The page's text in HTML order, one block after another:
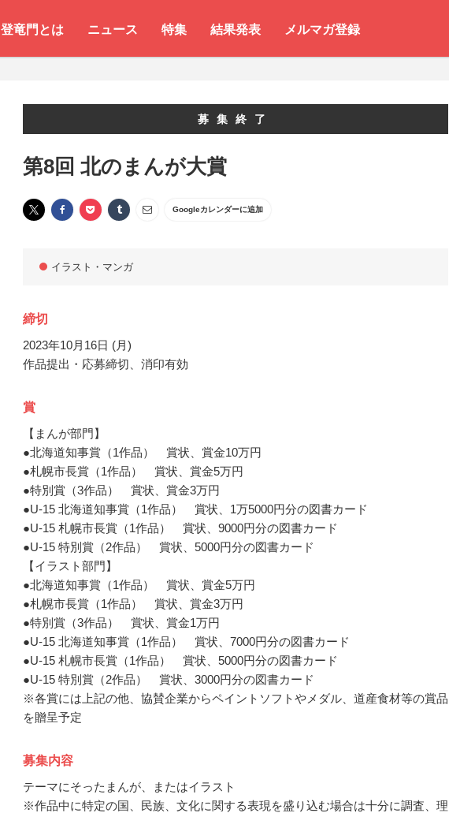
登竜門とは ニュース 特集 結果発表 メルマガ登録
募集終了
第8回 北のまんが大賞
Googleカレンダーに追加
イラスト・マンガ
締切
2023年10月16日 (月)
作品提出・応募締切、消印有効
賞
【まんが部門】
●北海道知事賞（1作品） 賞状、賞金10万円
●札幌市長賞（1作品） 賞状、賞金5万円
●特別賞（3作品） 賞状、賞金3万円
●U-15 北海道知事賞（1作品） 賞状、1万5000円分の図書カード
●U-15 札幌市長賞（1作品） 賞状、9000円分の図書カード
●U-15 特別賞（2作品） 賞状、5000円分の図書カード
【イラスト部門】
●北海道知事賞（1作品） 賞状、賞金5万円
●札幌市長賞（1作品） 賞状、賞金3万円
●特別賞（3作品） 賞状、賞金1万円
●U-15 北海道知事賞（1作品） 賞状、7000円分の図書カード
●U-15 札幌市長賞（1作品） 賞状、5000円分の図書カード
●U-15 特別賞（2作品） 賞状、3000円分の図書カード
※各賞には上記の他、協賛企業からペイントソフトやメダル、道産食材等の賞品
を贈呈予定
募集内容
テーマにそったまんが、またはイラスト
※作品中に特定の国、民族、文化に関する表現を盛り込む場合は十分に調査、理